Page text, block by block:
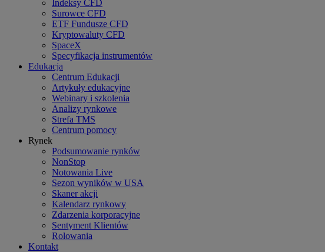
Indeksy CFD
Surowce CFD
ETF Fundusze CFD
Kryptowaluty CFD
SpaceX
Specyfikacja instrumentów
Edukacja
Centrum Edukacji
Artykuły edukacyjne
Webinary i szkolenia
Analizy rynkowe
Strefa TMS
Centrum pomocy
Rynek
Podsumowanie rynków
NonStop
Notowania Live
Sezon wyników w USA
Skaner akcji
Kalendarz rynkowy
Zdarzenia korporacyjne
Sentyment Klientów
Rolowania
Kontakt